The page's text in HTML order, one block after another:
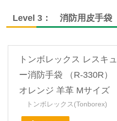
Level 3： 消防用皮手袋
トンボレックス レスキュ
ー消防手袋 （R-330R）
オレンジ 羊革 Mサイズ
トンボレックス(Tonborex)